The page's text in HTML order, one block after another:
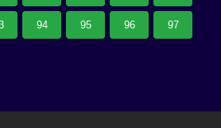
94 95 96 97